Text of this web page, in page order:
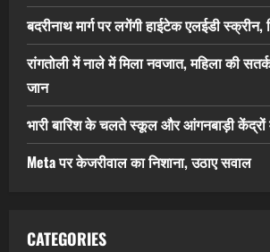
बदरीनाथ मार्ग पर लगेंगी हाईटेक एलईडी
रांगतोली में नाले में मिला नवजात, महिला की
जान
भारी बारिश के चलते स्कूल और आंगनबाड़ी
Meta पर केजरीवाल का निशाना, उठाए सवाल
CATEGORIES